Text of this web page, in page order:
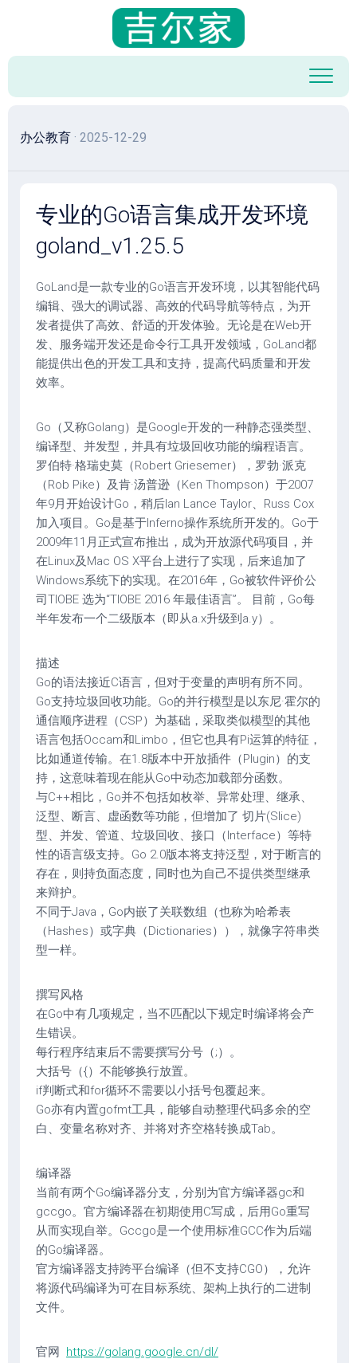
容
办公教育 · 2025-12-29
专业的Go语言集成开发环境
goland_v1.25.5
GoLand是一款专业的Go语言开发环境，以其智能代码
编辑、强大的调试器、高效的代码导航等特点，为开
发者提供了高效、舒适的开发体验。无论是在Web开
发、服务端开发还是命令行工具开发领域，GoLand都
能提供出色的开发工具和支持，提高代码质量和开发
效率。
Go（又称Golang）是Google开发的一种静态强类型、
编译型、并发型，并具有垃圾回收功能的编程语言。
罗伯特·格瑞史莫（Robert Griesemer），罗勃·派克
（Rob Pike）及肯·汤普逊（Ken Thompson）于2007
年9月开始设计Go，稍后Ian Lance Taylor、Russ Cox
加入项目。Go是基于Inferno操作系统所开发的。Go于
2009年11月正式宣布推出，成为开放源代码项目，并
在Linux及Mac OS X平台上进行了实现，后来追加了
Windows系统下的实现。在2016年，Go被软件评价公
司TIOBE 选为“TIOBE 2016 年最佳语言”。 目前，Go每
半年发布一个二级版本（即从a.x升级到a.y）。
描述
Go的语法接近C语言，但对于变量的声明有所不同。
Go支持垃圾回收功能。Go的并行模型是以东尼·霍尔的
通信顺序进程（CSP）为基础，采取类似模型的其他
语言包括Occam和Limbo，但它也具有Pi运算的特征，
比如通道传输。在1.8版本中开放插件（Plugin）的支
持，这意味着现在能从Go中动态加载部分函数。
与C++相比，Go并不包括如枚举、异常处理、继承、
泛型、断言、虚函数等功能，但增加了 切片(Slice)
型、并发、管道、垃圾回收、接口（Interface）等特
性的语言级支持。Go 2.0版本将支持泛型，对于断言的
存在，则持负面态度，同时也为自己不提供类型继承
来辩护。
不同于Java，Go内嵌了关联数组（也称为哈希表
（Hashes）或字典（Dictionaries）），就像字符串类
型一样。
撰写风格
在Go中有几项规定，当不匹配以下规定时编译将会产
生错误。
每行程序结束后不需要撰写分号（;）。
大括号（{）不能够换行放置。
if判断式和for循环不需要以小括号包覆起来。
Go亦有内置gofmt工具，能够自动整理代码多余的空
白、变量名称对齐、并将对齐空格转换成Tab。
编译器
当前有两个Go编译器分支，分别为官方编译器gc和
gccgo。官方编译器在初期使用C写成，后用Go重写
从而实现自举。Gccgo是一个使用标准GCC作为后端
的Go编译器。
官方编译器支持跨平台编译（但不支持CGO），允许
将源代码编译为可在目标系统、架构上执行的二进制
文件。
官网 https://golang.google.cn/dl/